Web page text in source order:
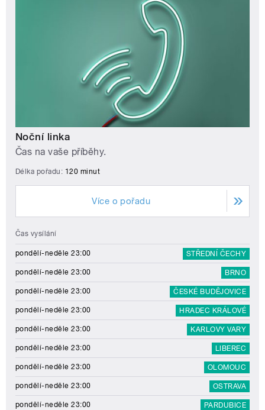
Noční linka
Čas na vaše příběhy.
Délka pořadu: 120 minut
Více o pořadu
Čas vysílání
pondělí-neděle 23:00 STŘEDNÍ ČECHY
pondělí-neděle 23:00 BRNO
pondělí-neděle 23:00 ČESKÉ BUDĚJOVICE
pondělí-neděle 23:00 HRADEC KRÁLOVÉ
pondělí-neděle 23:00 KARLOVY VARY
pondělí-neděle 23:00 LIBEREC
pondělí-neděle 23:00 OLOMOUC
pondělí-neděle 23:00 OSTRAVA
pondělí-neděle 23:00 PARDUBICE